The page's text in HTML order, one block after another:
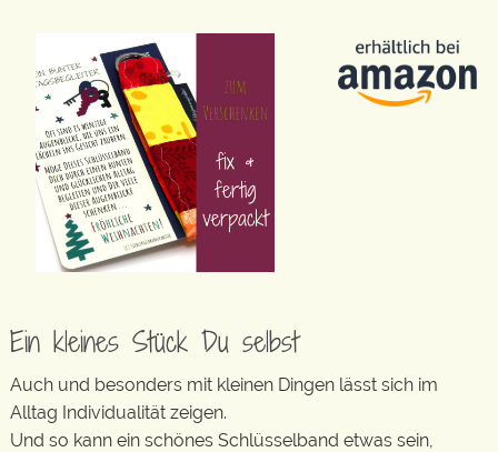
Ein kleines Stück Du selbst
Auch und besonders mit kleinen Dingen lässt sich im
Alltag Individualität zeigen.
Und so kann ein schönes Schlüsselband etwas sein,